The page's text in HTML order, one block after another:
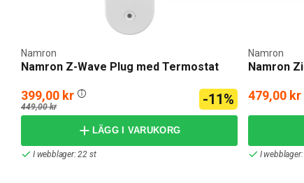
Namron Z-Wave Plug med Termostat
Namron
399,00 kr
449,00 kr -11%
LÄGG I VARUKORG
I webblager: 22 st
Namron
Namron
479,00 kr
I